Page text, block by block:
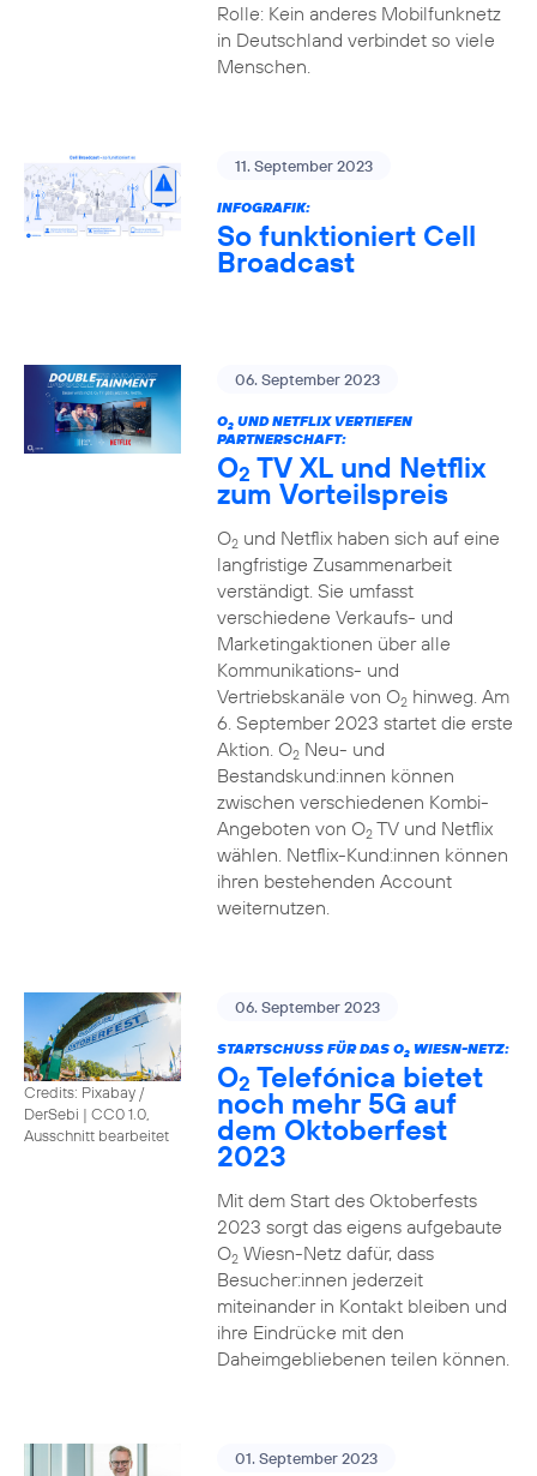
Rolle: Kein anderes Mobilfunknetz
in Deutschland verbindet so viele
Menschen.
11. September 2023
INFOGRAFIK:
So funktioniert Cell
Broadcast
06. September 2023
O2UND NETFLIX VERTIEFEN
PARTNERSCHAFT:
O2 TV XL und Netflix
zum Vorteilspreis
O2und Netflix haben sich auf eine
langfristige Zusammenarbeit
verständigt. Sie umfasst
verschiedene Verkaufs- und
Marketingaktionen über alle
Kommunikations- und
Vertriebskanäle von O2hinweg. Am
6. September 2023 startet die erste
Aktion. O2Neu- und
Bestandskund:innen können
zwischen verschiedenen Kombi-
Angeboten von O2TV und Netflix
wählen. Netflix-Kund:innen können
ihren bestehenden Account
weiternutzen.
Credits: Pixabay /
DerSebi | CC0 1.0,
Ausschnitt bearbeitet
06. September 2023
STARTSCHUSS FÜR DAS O2WIESN-NETZ:
O2 Telefónica bietet
noch mehr 5G auf
dem Oktoberfest
2023
Mit dem Start des Oktoberfests
2023 sorgt das eigens aufgebaute
O2Wiesn-Netz dafür, dass
Besucher:innen jederzeit
miteinander in Kontakt bleiben und
ihre Eindrücke mit den
Daheimgebliebenen teilen können.
01. September 2023